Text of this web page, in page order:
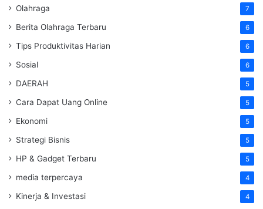
Olahraga 7
Berita Olahraga Terbaru 6
Tips Produktivitas Harian 6
Sosial 6
DAERAH 5
Cara Dapat Uang Online 5
Ekonomi 5
Strategi Bisnis 5
HP & Gadget Terbaru 5
media terpercaya 4
Kinerja & Investasi 4